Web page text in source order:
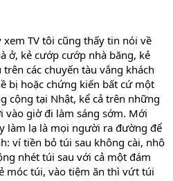
TV tôi cũng thấy tin nói về
ở, kẻ cướp cướp nhà băng, kẻ
các chuyến tàu vắng khách
bị hoặc chứng kiến bất cứ một
cộng tại Nhật, kể cả trên những
vào giờ đi làm sáng sớm. Mới
làm lạ là mọi người ra đường để
ví tiền bỏ túi sau không cài, nhô
nhét túi sau với cả một đám
móc túi, vào tiệm ăn thì vứt túi